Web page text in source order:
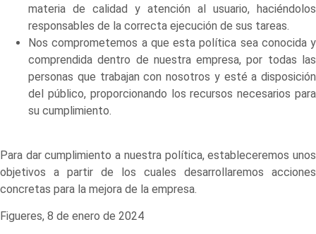
materia de calidad y atención al usuario, haciéndolos
responsables de la correcta ejecución de sus tareas.
Nos comprometemos a que esta política sea conocida y
comprendida dentro de nuestra empresa, por todas las
personas que trabajan con nosotros y esté a disposición
del público, proporcionando los recursos necesarios para
su cumplimiento.
Para dar cumplimiento a nuestra política, estableceremos unos
objetivos a partir de los cuales desarrollaremos acciones
concretas para la mejora de la empresa.
Figueres, 8 de enero de 2024